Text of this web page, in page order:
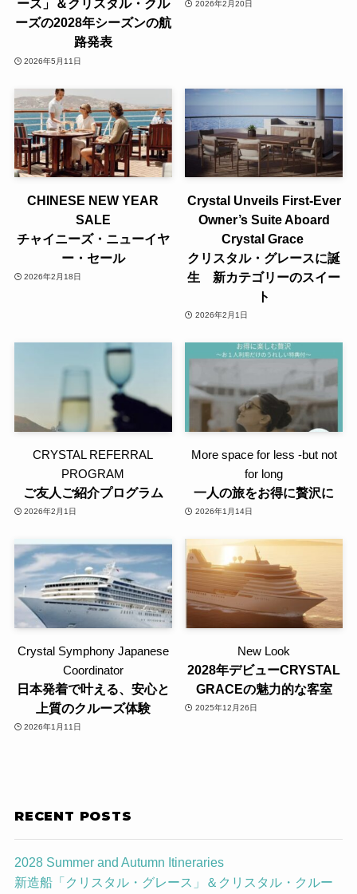
ース」＆クリスタル・クル
ーズの2028年シーズンの航
路発表
2026年5月11日
2026年2月20日
CHINESE NEW YEAR
SALE
チャイニーズ・ニューイヤ
ー・セール
2026年2月18日
Crystal Unveils First-Ever
Owner’s Suite Aboard
Crystal Grace
クリスタル・グレースに誕
生 新カテゴリーのスイー
ト
2026年2月1日
CRYSTAL REFERRAL
PROGRAM
ご友人ご紹介プログラム
2026年2月1日
More space for less -but not
for long
一人の旅をお得に贅沢に
2026年1月14日
Crystal Symphony Japanese
Coordinator
日本発着で叶える、安心と
上質のクルーズ体験
2026年1月11日
New Look
2028年デビューCRYSTAL
GRACEの魅力的な客室
2025年12月26日
RECENT POSTS
2028 Summer and Autumn Itineraries
新造船「クリスタル・グレース」＆クリスタル・クルー